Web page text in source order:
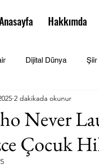
Hakkımda
Dijital Dünya Şiir
Never
Çocuk
2 dakikada okunur